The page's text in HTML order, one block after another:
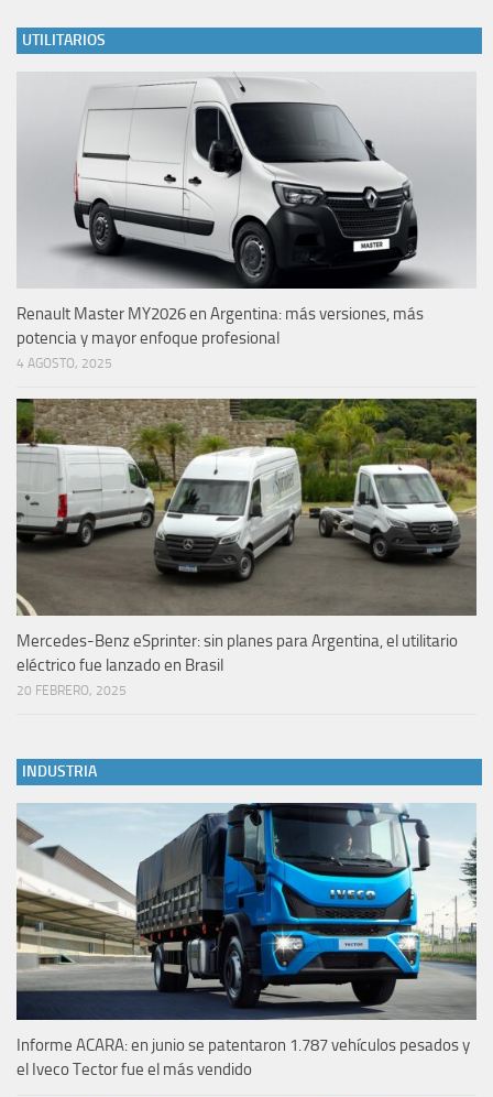
UTILITARIOS
Renault Master MY2026 en Argentina: más versiones, más
potencia y mayor enfoque profesional
4 AGOSTO, 2025
Mercedes-Benz eSprinter: sin planes para Argentina, el utilitario
eléctrico fue lanzado en Brasil
20 FEBRERO, 2025
INDUSTRIA
Informe ACARA: en junio se patentaron 1.787 vehículos pesados y
el Iveco Tector fue el más vendido